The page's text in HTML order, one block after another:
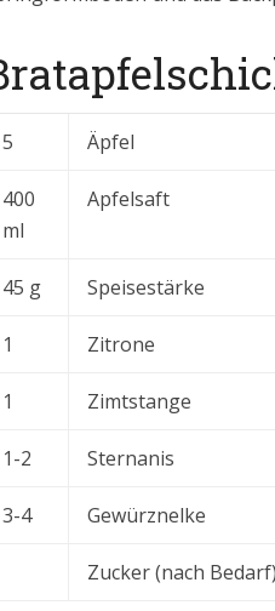
5 Äpfel
400
ml
Apfelsaft
45 g Speisestärke
1 Zitrone
1 Zimtstange
1-2 Sternanis
3-4 Gewürznelke
Zucker (nach